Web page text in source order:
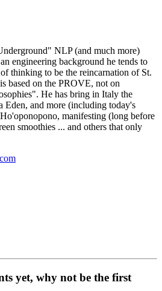
NLP (and much more)
engineering background he tends to
thinking to be the reincarnation of St.
based on the PROVE, not on
He has bring in Italy the
and more (including today's
manifesting (long before
smoothies ... and others that only
yet, why not be the first